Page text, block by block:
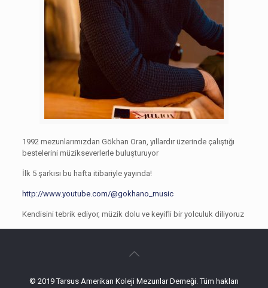
1992 mezunlarımızdan Gökhan Oran, yıllardır üzerinde çalıştığı
bestelerini müzikseverlerle buluşturuyor
İlk 5 şarkısı bu hafta itibariyle yayında!
http://www.youtube.com/@gokhano_music
Kendisini tebrik ediyor, müzik dolu ve keyifli bir yolculuk diliyoruz
© 2019 Tarsus Amerikan Koleji Mezunlar Derneği. Tüm hakları